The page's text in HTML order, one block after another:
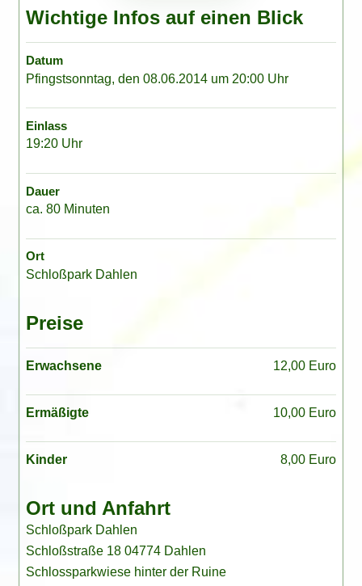
Wichtige Infos auf einen Blick
Datum
Pfingstsonntag, den 08.06.2014 um 20:00 Uhr
Einlass
19:20 Uhr
Dauer
ca. 80 Minuten
Ort
Schloßpark Dahlen
Preise
Erwachsene 12,00 Euro
Ermäßigte 10,00 Euro
Kinder 8,00 Euro
Ort und Anfahrt
Schloßpark Dahlen
Schloßstraße 18 04774 Dahlen
Schlossparkwiese hinter der Ruine